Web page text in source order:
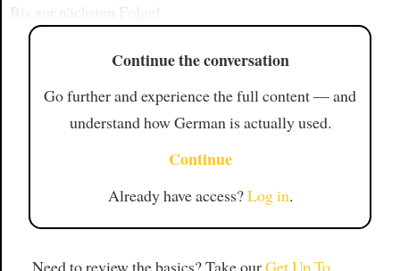
Bis zur nächsten Folge!
Continue the conversation
Go further and experience the full content — and
understand how German is actually used.
Continue
Already have access?Log in.
Need to review the basics? Take ourGet Up To